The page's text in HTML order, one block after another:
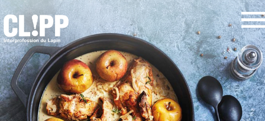
Panneau de gestion des cookies